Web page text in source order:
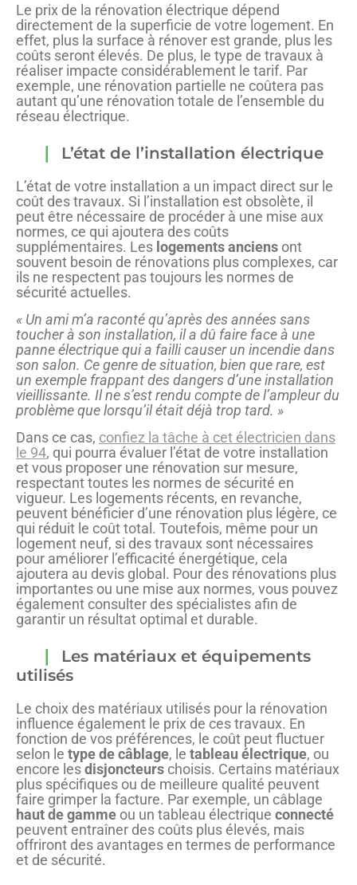
Le prix de la rénovation électrique dépend
directement de la superficie de votre logement. En
effet, plus la surface à rénover est grande, plus les
coûts seront élevés. De plus, le type de travaux à
réaliser impacte considérablement le tarif. Par
exemple, une rénovation partielle ne coûtera pas
autant qu’une rénovation totale de l’ensemble du
réseau électrique.
L’état de l’installation électrique
L’état de votre installation a un impact direct sur le
coût des travaux. Si l’installation est obsolète, il
peut être nécessaire de procéder à une mise aux
normes, ce qui ajoutera des coûts
supplémentaires. Les logements anciens ont
souvent besoin de rénovations plus complexes, car
ils ne respectent pas toujours les normes de
sécurité actuelles.
« Un ami m’a raconté qu’après des années sans
toucher à son installation, il a dû faire face à une
panne électrique qui a failli causer un incendie dans
son salon. Ce genre de situation, bien que rare, est
un exemple frappant des dangers d’une installation
vieillissante. Il ne s’est rendu compte de l’ampleur du
problème que lorsqu’il était déjà trop tard. »
Dans ce cas, confiez la tâche à cet électricien dans
le 94, qui pourra évaluer l’état de votre installation
et vous proposer une rénovation sur mesure,
respectant toutes les normes de sécurité en
vigueur. Les logements récents, en revanche,
peuvent bénéficier d’une rénovation plus légère, ce
qui réduit le coût total. Toutefois, même pour un
logement neuf, si des travaux sont nécessaires
pour améliorer l’efficacité énergétique, cela
ajoutera au devis global. Pour des rénovations plus
importantes ou une mise aux normes, vous pouvez
également consulter des spécialistes afin de
garantir un résultat optimal et durable.
Les matériaux et équipements
utilisés
Le choix des matériaux utilisés pour la rénovation
influence également le prix de ces travaux. En
fonction de vos préférences, le coût peut fluctuer
selon le type de câblage, le tableau électrique, ou
encore lesdisjoncteurs choisis. Certains matériaux
plus spécifiques ou de meilleure qualité peuvent
faire grimper la facture. Par exemple, un câblage
haut de gamme ou un tableau électrique connecté
peuvent entraîner des coûts plus élevés, mais
offriront des avantages en termes de performance
et de sécurité.